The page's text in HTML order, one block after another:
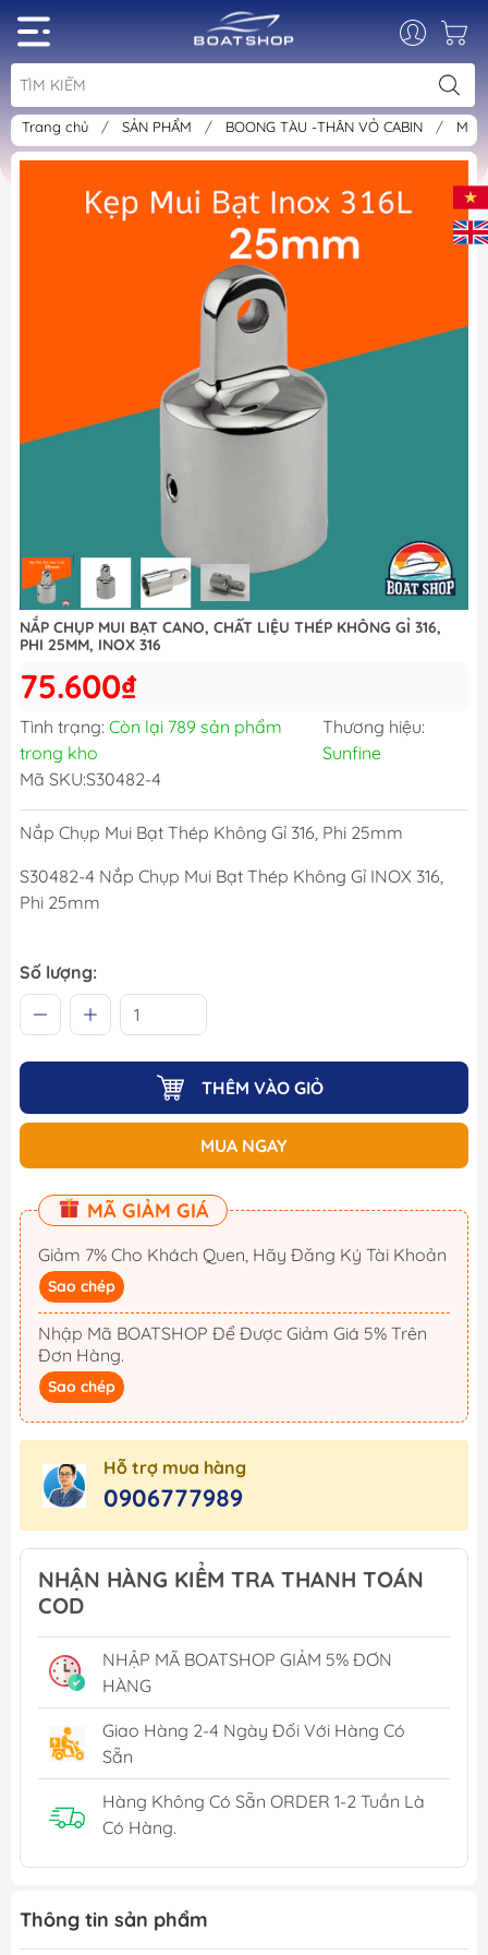
Trang chủ / SẢN PHẨM / BOONG TÀU -THÂN VỎ CABIN / Mui
NẮP CHỤP MUI BẠT CANO, CHẤT LIỆU THÉP KHÔNG GỈ 316,
PHI 25MM, INOX 316
75.600₫
Tình trạng: Còn lại 789 sản phẩm
trong kho
Thương hiệu:
Sunfine
Mã SKU:S30482-4
Nắp Chụp Mui Bạt Thép Không Gỉ 316, Phi 25mm
S30482-4 Nắp Chụp Mui Bạt Thép Không Gỉ INOX 316,
Phi 25mm
Số lượng:
THÊM VÀO GIỎ
MUA NGAY
MÃ GIẢM GIÁ
Giảm 7% Cho Khách Quen, Hãy Đăng Ký Tài Khoản
Sao chép
Nhập Mã BOATSHOP Để Được Giảm Giá 5% Trên
Đơn Hàng.
Sao chép
Hỗ trợ mua hàng
0906777989
NHẬN HÀNG KIỂM TRA THANH TOÁN
COD
NHẬP MÃ BOATSHOP GIẢM 5% ĐƠN
HÀNG
Giao Hàng 2-4 Ngày Đối Với Hàng Có
Sẵn
Hàng Không Có Sẵn ORDER 1-2 Tuần Là
Có Hàng.
Thông tin sản phẩm